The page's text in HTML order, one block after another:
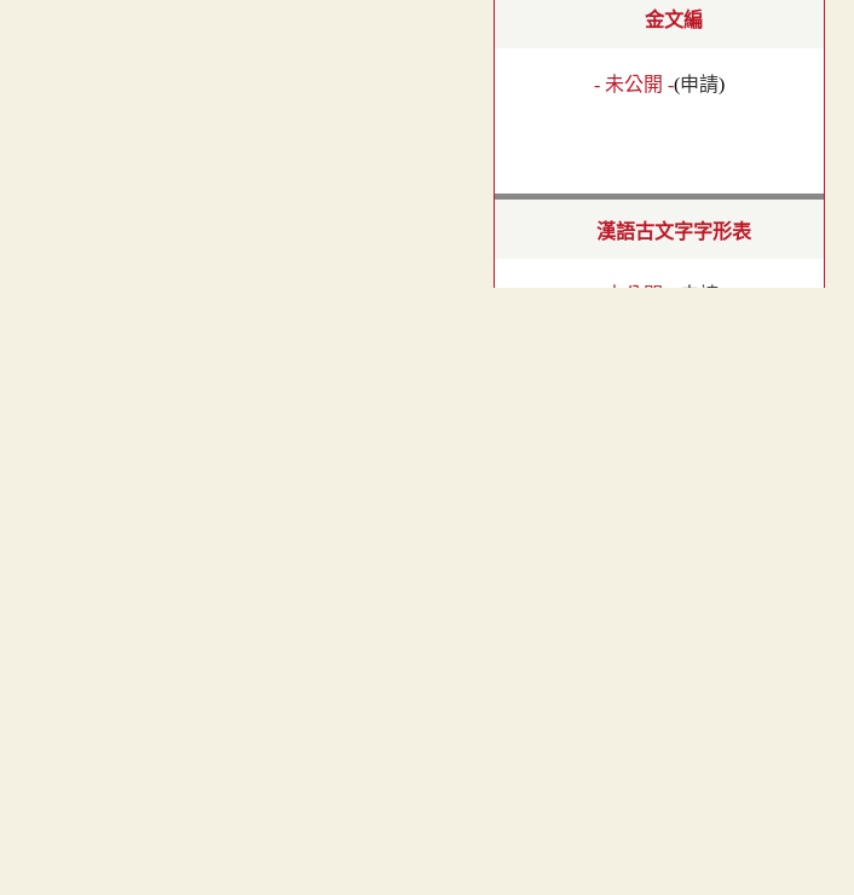
金文編
- 未公開 -(申請)
漢語古文字字形表